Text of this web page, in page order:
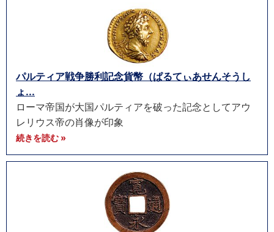
パルティア戦争勝利記念貨幣（ぱるてぃあせんそうし
ょ...
ローマ帝国が大国パルティアを破った記念としてアウ
レリウス帝の肖像が印象
続きを読む »